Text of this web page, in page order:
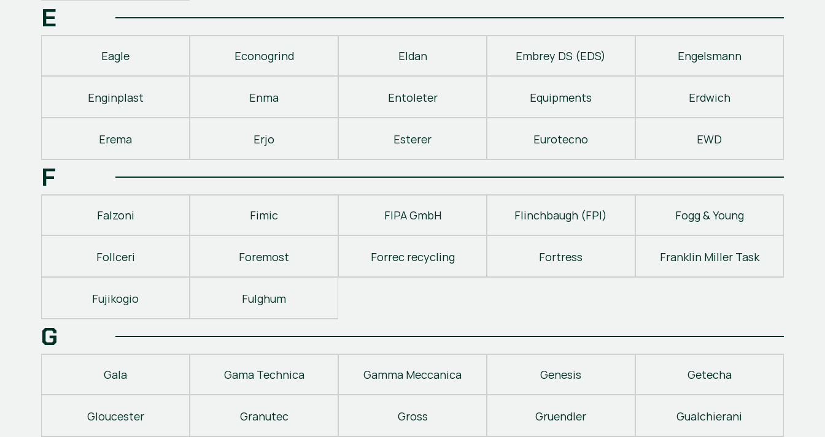
E
Eagle Econogrind Eldan Embrey DS (EDS) Engelsmann
Enginplast Enma Entoleter Equipments Erdwich
Erema Erjo Esterer Eurotecno EWD
F
Falzoni Fimic FIPA GmbH Flinchbaugh (FPI) Fogg & Young
Follceri Foremost Forrec recycling Fortress Franklin Miller Task
Fujikogio Fulghum
G
Gala Gama Technica Gamma Meccanica Genesis Getecha
Gloucester Granutec Gross Gruendler Gualchierani